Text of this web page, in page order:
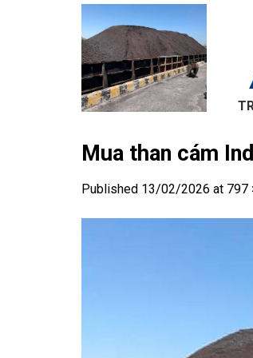
Mua than cám
Published 13/02/2026 at 797